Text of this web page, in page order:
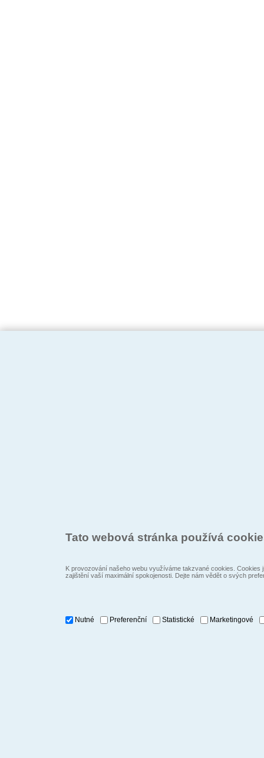
Tato webová stránka používá
K provozování našeho webu využíváme takzvané cookies.
zajištění vaší maximální spokojenosti. Dejte nám vědět o svých
Nutné Preferenční Statistické Marketingové